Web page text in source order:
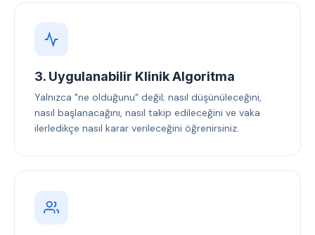
3. Uygulanabilir Klinik Algoritma
Yalnızca "ne olduğunu" değil; nasıl düşünüleceğini,
nasıl başlanacağını, nasıl takip edileceğini ve vaka
ilerledikçe nasıl karar verileceğini öğrenirsiniz.